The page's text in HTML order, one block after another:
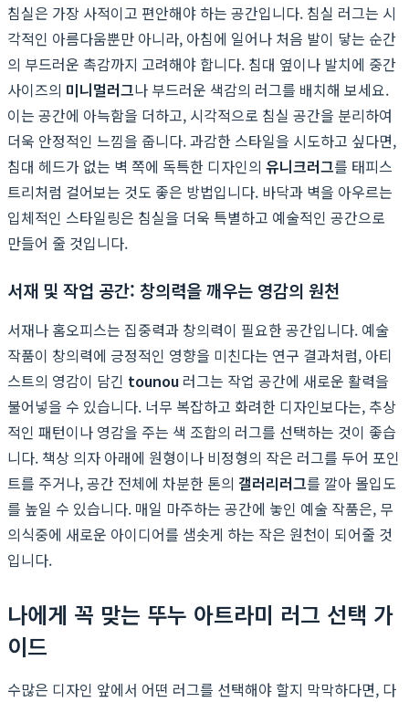
침실은 가장 사적이고 편안해야 하는 공간입니다. 침실 러그는 시
각적인 아름다움뿐만 아니라, 아침에 일어나 처음 발이 닿는 순간
의 부드러운 촉감까지 고려해야 합니다. 침대 옆이나 발치에 중간
사이즈의 미니멀러그나 부드러운 색감의 러그를 배치해 보세요.
이는 공간에 아늑함을 더하고, 시각적으로 침실 공간을 분리하여
더욱 안정적인 느낌을 줍니다. 과감한 스타일을 시도하고 싶다면,
침대 헤드가 없는 벽 쪽에 독특한 디자인의 유니크러그를 태피스
트리처럼 걸어보는 것도 좋은 방법입니다. 바닥과 벽을 아우르는
입체적인 스타일링은 침실을 더욱 특별하고 예술적인 공간으로
만들어 줄 것입니다.
서재 및 작업 공간: 창의력을 깨우는 영감의 원천
서재나 홈오피스는 집중력과 창의력이 필요한 공간입니다. 예술
작품이 창의력에 긍정적인 영향을 미친다는 연구 결과처럼, 아티
스트의 영감이 담긴 tounou 러그는 작업 공간에 새로운 활력을
불어넣을 수 있습니다. 너무 복잡하고 화려한 디자인보다는, 추상
적인 패턴이나 영감을 주는 색 조합의 러그를 선택하는 것이 좋습
니다. 책상 의자 아래에 원형이나 비정형의 작은 러그를 두어 포인
트를 주거나, 공간 전체에 차분한 톤의 갤러리러그를 깔아 몰입도
를 높일 수 있습니다. 매일 마주하는 공간에 놓인 예술 작품은, 무
의식중에 새로운 아이디어를 샘솟게 하는 작은 원천이 되어줄 것
입니다.
나에게 꼭 맞는 뚜누 아트라미 러그 선택 가
이드
수많은 디자인 앞에서 어떤 러그를 선택해야 할지 막막하다면, 다